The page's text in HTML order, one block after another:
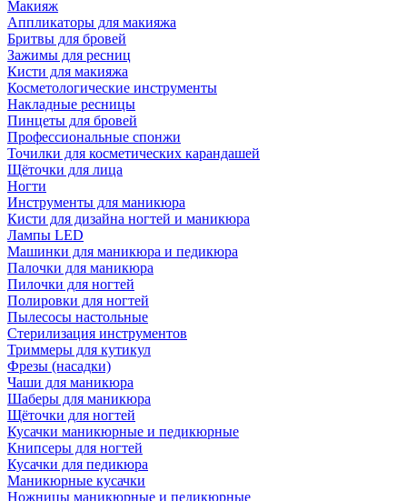
Макияж
Аппликаторы для макияжа
Бритвы для бровей
Зажимы для ресниц
Кисти для макияжа
Косметологические инструменты
Накладные ресницы
Пинцеты для бровей
Профессиональные спонжи
Точилки для косметических карандашей
Щёточки для лица
Ногти
Инструменты для маникюра
Кисти для дизайна ногтей и маникюра
Лампы LED
Машинки для маникюра и педикюра
Палочки для маникюра
Пилочки для ногтей
Полировки для ногтей
Пылесосы настольные
Стерилизация инструментов
Триммеры для кутикул
Фрезы (насадки)
Чаши для маникюра
Шаберы для маникюра
Щёточки для ногтей
Кусачки маникюрные и педикюрные
Книпсеры для ногтей
Кусачки для педикюра
Маникюрные кусачки
Ножницы маникюрные и педикюрные